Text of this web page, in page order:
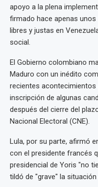
apoyo a la plena
firmado hace apenas
libres y justas en
social.
El Gobierno colombiano
Maduro con un inédito
recientes
inscripción de algunas
después del cierre del
Nacional Electoral (CNE).
Lula, por su parte, afirmó
con el presidente francés
presidencial de Yoris "no
tildó de "grave" la